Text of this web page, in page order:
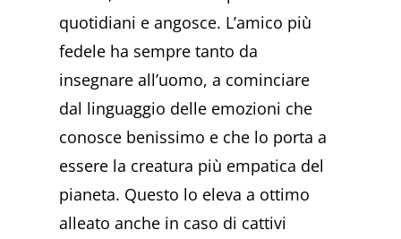
quotidiani e angosce. L’amico più
fedele ha sempre tanto da
insegnare all’uomo, a cominciare
dal linguaggio delle emozioni che
conosce benissimo e che lo porta a
essere la creatura più empatica del
pianeta. Questo lo eleva a ottimo
alleato anche in caso di cattivi